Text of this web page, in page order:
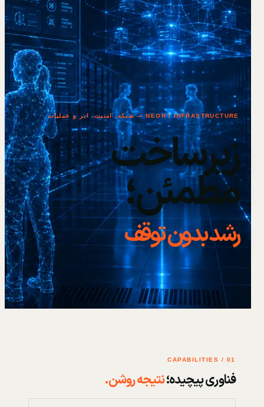
NEOR / INFRASTRUCTURE — شبکه، امنیت، ابر و عملیات
زیرساخت
مطمئن؛
رشد بدون توقف
01 / CAPABILITIES
فناوری پیچیده؛نتیجه روشن.